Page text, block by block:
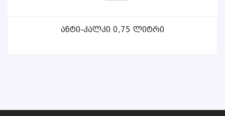
ᲕᲠᲪᲚᲐᲓ
Ანტი-Კალკი 0,75 Ლიტრი